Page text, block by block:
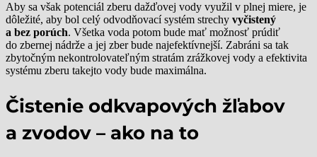
Aby sa však potenciál zberu dažďovej vody využil v plnej miere, je
dôležité, aby bol celý odvodňovací systém strechy vyčistený
a bez porúch. Všetka voda potom bude mať možnosť prúdiť
do zbernej nádrže a jej zber bude najefektívnejší. Zabráni sa tak
zbytočným nekontrolovateľným stratám zrážkovej vody a efektivita
systému zberu takejto vody bude maximálna.
Čistenie odkvapových žľabov
a zvodov – ako na to